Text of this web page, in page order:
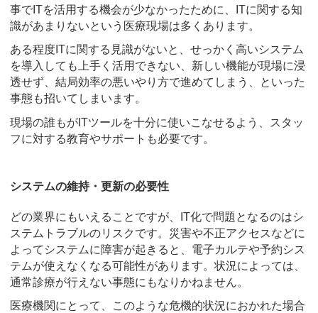
事でITを活用する機会が少なかったために、ITに関する知
識があまりないという医療現場は多くあります。
ある程度ITに関する見識がないと、せっかく高いシステム
を導入しても上手く活用できない、新しい機能が現場に浸
透せず、結局効率の悪いやり方で進めてしまう、といった
事態も招いてしまいます。
現場の誰もがITツールを十分に使いこなせるよう、スタッ
フに対する教育やサポートも必要です。
システムの維持・更新の必要性
どの業界にもいえることですが、IT化で問題となるのはシ
ステムトラブルのリスクです。災害や不正アクセスなどに
よってシステムに障害が起きると、電子カルテや予約シス
テムが使えなくなる可能性があります。状況によっては、
通常診療が行えない事態にもなりかねません。
医療機関にとって、このような危機的状況におかれた場合